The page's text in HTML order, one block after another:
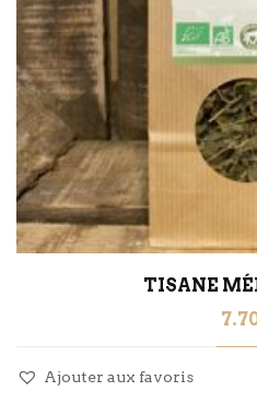
TISANE
Ajouter aux favoris